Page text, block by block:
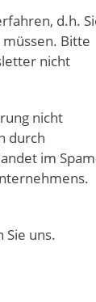
d.h.
Bitte
nicht
nicht
durch
im
uns.